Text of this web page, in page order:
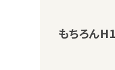
もちろん